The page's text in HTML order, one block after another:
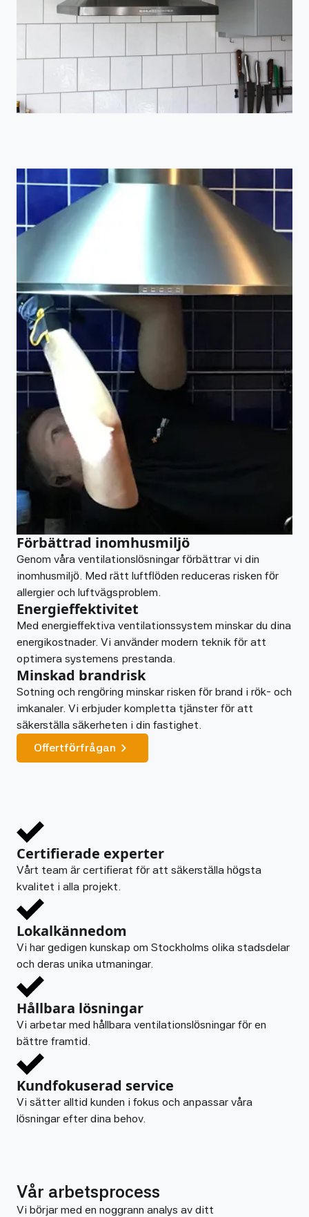
Förbättrad inomhusmiljö
Genom våra ventilationslösningar förbättrar vi din
inomhusmiljö. Med rätt luftflöden reduceras risken för
allergier och luftvägsproblem.
Energieffektivitet
Med energieffektiva ventilationssystem minskar du dina
energikostnader. Vi använder modern teknik för att
optimera systemens prestanda.
Minskad brandrisk
Sotning och rengöring minskar risken för brand i rök- och
imkanaler. Vi erbjuder kompletta tjänster för att
säkerställa säkerheten i din fastighet.
Offertförfrågan
Certifierade experter
Vårt team är certifierat för att säkerställa högsta
kvalitet i alla projekt.
Lokalkännedom
Vi har gedigen kunskap om Stockholms olika stadsdelar
och deras unika utmaningar.
Hållbara lösningar
Vi arbetar med hållbara ventilationslösningar för en
bättre framtid.
Kundfokuserad service
Vi sätter alltid kunden i fokus och anpassar våra
lösningar efter dina behov.
Vår arbetsprocess
Vi börjar med en noggrann analys av ditt